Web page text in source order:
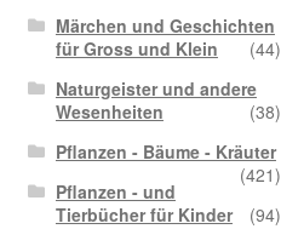
Märchen und Geschichten
für Gross und Klein
(44)
Naturgeister und andere
Wesenheiten
(38)
Pflanzen - Bäume - Kräuter
(421)
Pflanzen - und
Tierbücher für Kinder
(94)